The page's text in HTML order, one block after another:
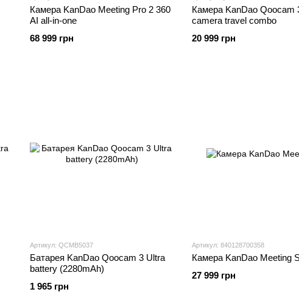
Камера KanDao Meeting Pro 2 360
AI all-in-one
68 999 грн
Камера KanDao Qoocam
camera travel combo
20 999 грн
Артикул: QCMB5037
Батарея KanDao Qoocam 3 Ultra
battery (2280mAh)
1 965 грн
Артикул: 840128700358
Камера KanDao Meeting
27 999 грн